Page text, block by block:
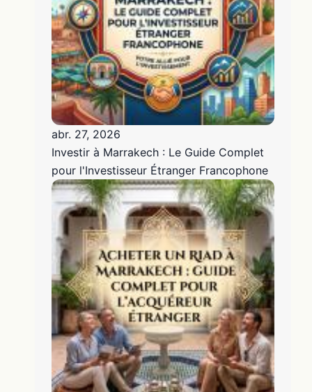
abr. 27, 2026
Investir à Marrakech : Le Guide Complet
pour l'Investisseur Étranger Francophone